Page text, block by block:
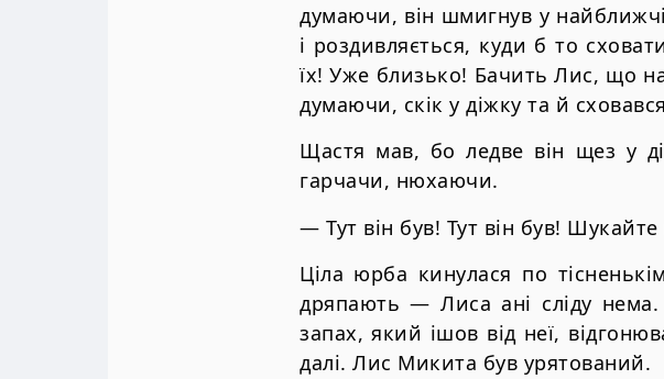
думаючи, вiн шмигнув у найближчi
i роздивляється, куди б то
їх! Уже близько! Бачить Лис, що
думаючи, скiк у дiжку та й
Щастя мав, бо ледве вiн щез у
гарчачи, нюхаючи.
— Тут вiн був! Тут вiн був!
Цiла юрба кинулася по
дряпають — Лиса анi слiду
запах, який iшов вiд неї,
далi. Лис Микита був урятований.